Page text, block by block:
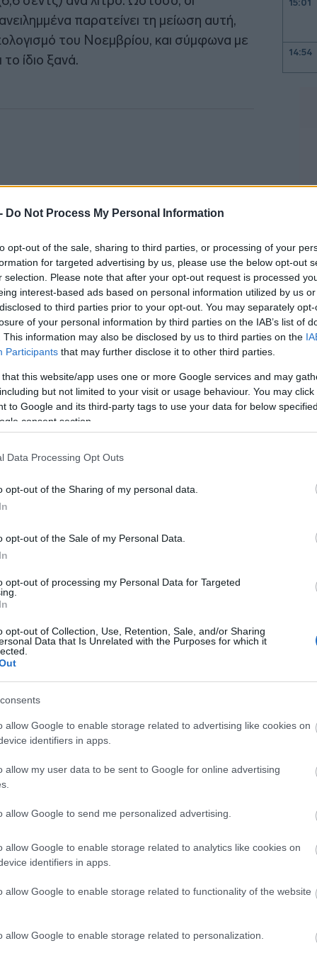
Do Not Process My Personal Information
opt-out of the sale, sharing to third parties, or processing of your
for targeted advertising by us, please use the below opt-out
selection. Please note that after your opt-out request is processed
interest-based ads based on personal information utilized by us
to third parties prior to your opt-out. You may separately
of your personal information by third parties on the IAB’s list of
This information may also be disclosed by us to third parties on the
Participants that may further disclose it to other third parties.
that this website/app uses one or more Google services and may
but not limited to your visit or usage behaviour. You may
to Google and its third-party tags to use your data for below
consent section.
Data Processing Opt Outs
opt-out of the Sharing of my personal data.
opt-out of the Sale of my Personal Data.
opt-out of processing my Personal Data for Targeted
opt-out of Collection, Use, Retention, Sale, and/or Sharing
Data that Is Unrelated with the Purposes for which it
allow Google to enable storage related to advertising like cookies on
identifiers in apps.
allow my user data to be sent to Google for online advertising
allow Google to send me personalized advertising.
allow Google to enable storage related to analytics like cookies on
identifiers in apps.
allow Google to enable storage related to functionality of the website
allow Google to enable storage related to personalization.
παρατείνει τη μείωση αυτή,
του Νοεμβρίου, και σύμφωνα με
ίδιο ξανά.
πηγή της δήλωσε: «Εξετάζουν το
σχετικά με το δημοσίευμα,
Οικονομικών δήλωσε: «Δεν
έχουν αυξηθεί περίπου κατά 60% από
στα τέλη Φεβρουαρίου.
Ριβς έχουν και οι δύο τονίσει τη
ζωής — το οποίο, σύμφωνα με
για τους ψηφοφόρους — όμως ο
πηγή εσόδων, αποφέροντας 24
οικονομικό έτος.
15:01
14:54
14:28
14:11